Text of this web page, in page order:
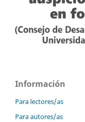
Información
Para lectores/as
Para autores/as